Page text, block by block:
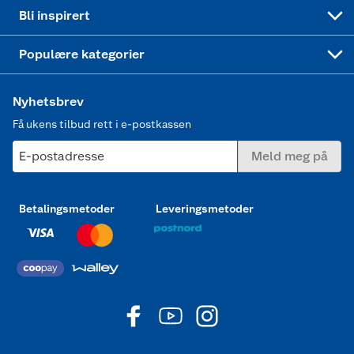
Bli inspirert
Populære kategorier
Nyhetsbrev
Få ukens tilbud rett i e-postkassen
E-postadresse Meld meg på
Betalingsmetoder Leveringsmetoder